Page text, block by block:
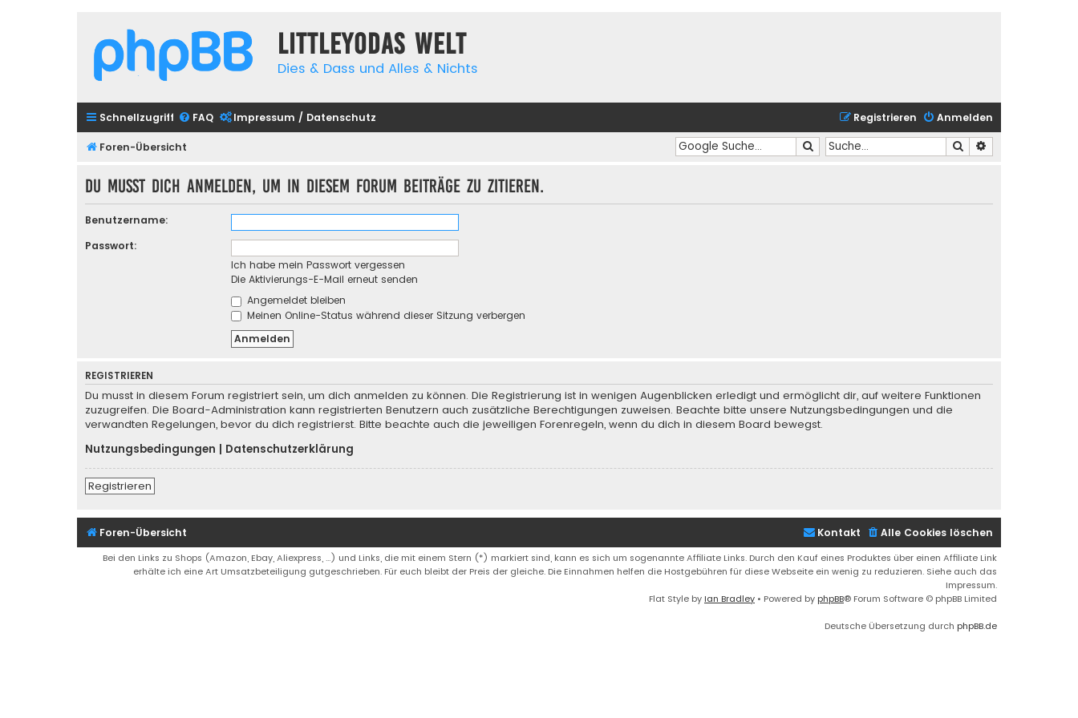
Littleyodas Welt
Dies & Dass und Alles & Nichts
Schnellzugriff FAQ Impressum / Datenschutz Anmelden
Registrieren
Foren-Übersicht Suche
Suche
Du musst dich anmelden, um in diesem Forum Beiträge zu zitieren.
Benutzername:
Passwort:
Ich habe mein Passwort vergessen
Die Aktivierungs-E-Mail erneut senden
Angemeldet bleiben
Meinen Online-Status während dieser Sitzung verbergen
REGISTRIEREN
Du musst in diesem Forum registriert sein, um dich anmelden zu können. Die Registrierung ist in wenigen Augenblicken erledigt und ermöglicht dir, auf weitere Funktionen
zuzugreifen. Die Board-Administration kann registrierten Benutzern auch zusätzliche Berechtigungen zuweisen. Beachte bitte unsere Nutzungsbedingungen und die
verwandten Regelungen, bevor du dich registrierst. Bitte beachte auch die jeweiligen Forenregeln, wenn du dich in diesem Board bewegst.
Nutzungsbedingungen
Datenschutzerklärung
Registrieren
Foren-Übersicht Alle Cookies löschen
Kontakt
Bei den Links zu Shops (Amazon, Ebay, Aliexpress, ...) und Links, die mit einem Stern (*) markiert sind, kann es sich um sogenannte Affiliate Links. Durch den Kauf eines Produktes über einen Affiliate Link
erhälte ich eine Art Umsatzbeteiligung gutgeschrieben. Für euch bleibt der Preis der gleiche. Die Einnahmen helfen die Hostgebühren für diese Webseite ein wenig zu reduzieren. Siehe auch das
Impressum.
Flat Style by Ian Bradley • Powered by phpBB® Forum Software © phpBB Limited
Deutsche Übersetzung durch phpBB.de